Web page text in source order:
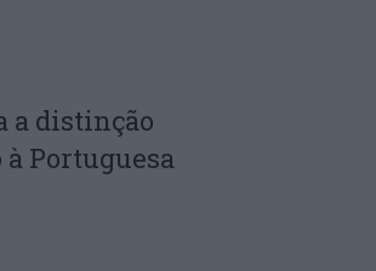
a distinção
Portuguesa